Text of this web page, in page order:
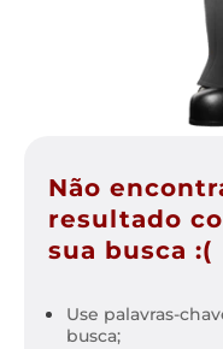
Não
resultado
sua busca :(
Use palavras-
busca;